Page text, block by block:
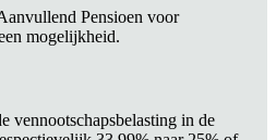
Pensioen voor
mogelijkheid.
vennootschapsbelasting in de